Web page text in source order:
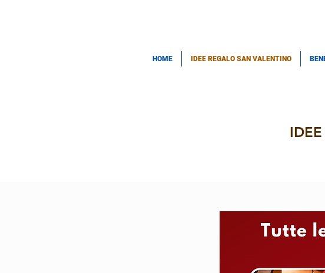
HOME IDEE REGALO SAN VALENTINO